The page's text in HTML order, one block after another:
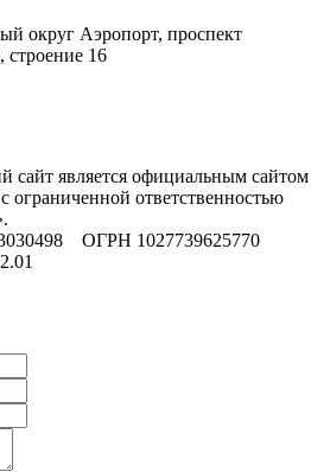
округ Аэропорт, проспект
строение 16
сайт является официальным сайтом
ограниченной ответственностью
ОГРН 1027739625770